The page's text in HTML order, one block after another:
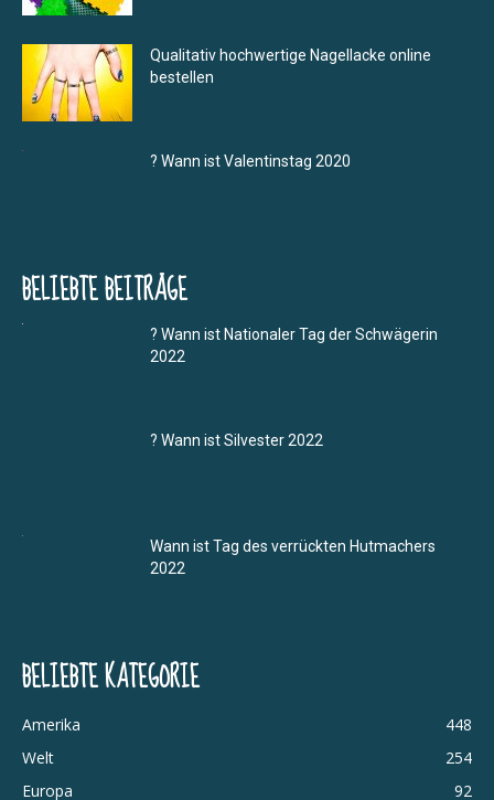
Qualitativ hochwertige Nagellacke online
bestellen
? Wann ist Valentinstag 2020
BELIEBTE BEITRÄGE
? Wann ist Nationaler Tag der Schwägerin
2022
? Wann ist Silvester 2022
Wann ist Tag des verrückten Hutmachers
2022
BELIEBTE KATEGORIE
Amerika
448
Welt
254
Europa
92